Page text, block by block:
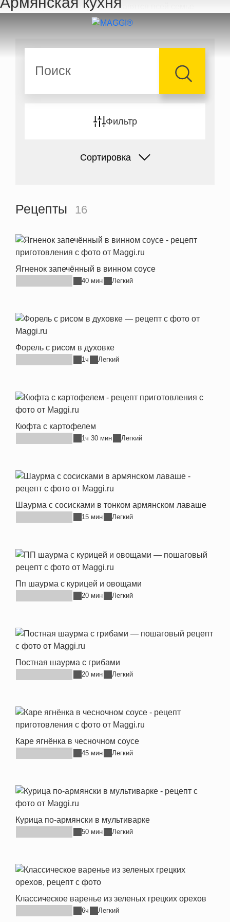
Перейти к основному содержанию
Фильтр
Сортировка
Рецепты 16
Ягненок запечённый в винном соусе
40 мин Легкий
Форель с рисом в духовке
1ч Легкий
Кюфта с картофелем
1ч 30 мин Легкий
Шаурма с сосисками в тонком армянском лаваше
15 мин Легкий
Пп шаурма с курицей и овощами
20 мин Легкий
Постная шаурма с грибами
20 мин Легкий
Каре ягнёнка в чесночном соусе
45 мин Легкий
Курица по-армянски в мультиварке
50 мин Легкий
Классическое варенье из зеленых грецких орехов
6ч Легкий